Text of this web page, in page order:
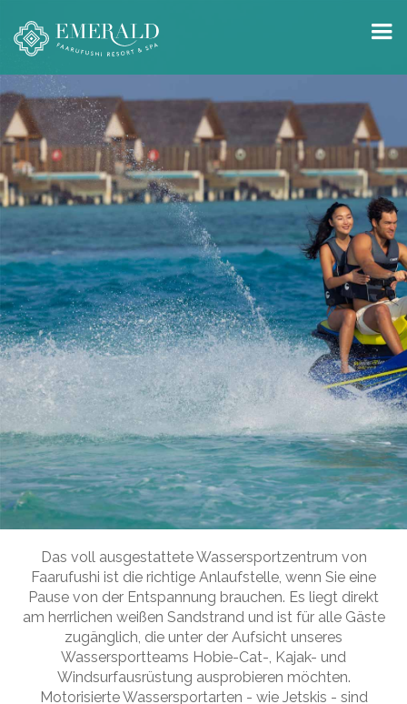
Das voll ausgestattete Wassersportzentrum von
Faarufushi ist die richtige Anlaufstelle, wenn Sie eine
Pause von der Entspannung brauchen. Es liegt direkt
am herrlichen weißen Sandstrand und ist für alle Gäste
zugänglich, die unter der Aufsicht unseres
Wassersportteams Hobie-Cat-, Kajak- und
Windsurfausrüstung ausprobieren möchten.
Motorisierte Wassersportarten - wie Jetskis - sind